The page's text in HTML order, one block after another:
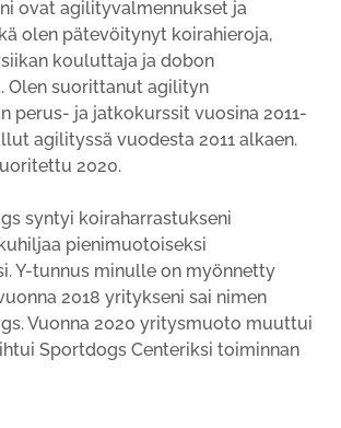
ovat agilityvalmennukset ja
olen pätevöitynyt koirahieroja,
kouluttaja ja dobon
Olen suorittanut agilityn
perus- ja jatkokurssit vuosina 2011-
agilityssä vuodesta 2011 alkaen.
2020.
syntyi koiraharrastukseni
pienimuotoiseksi
Y-tunnus minulle on myönnetty
2018 yritykseni sai nimen
Vuonna 2020 yritysmuoto muuttui
Sportdogs Centeriksi toiminnan